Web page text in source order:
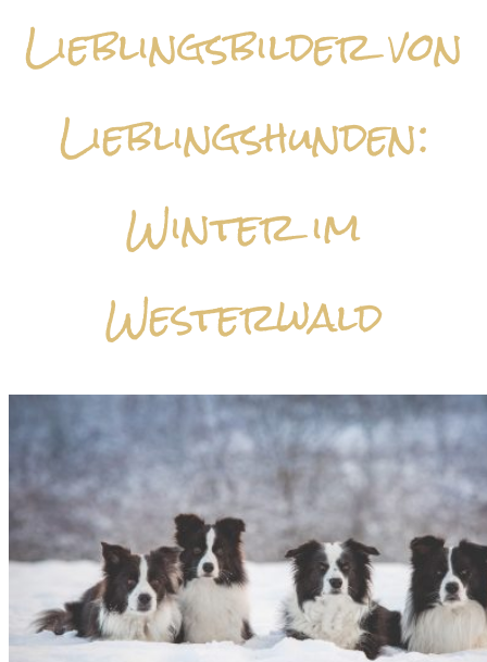
Lieblingsbilder von
Lieblingshunden:
Winter im
Westerwald